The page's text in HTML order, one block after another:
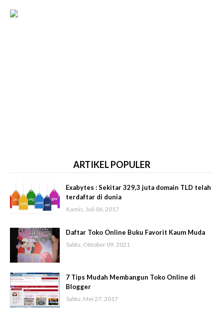
ARTIKEL POPULER
Exabytes : Sekitar 329,3 juta domain TLD telah
terdaftar di dunia
Kamis, Juli 06, 2017
Daftar Toko Online Buku Favorit Kaum Muda
Sabtu, Oktober 09, 2021
7 Tips Mudah Membangun Toko Online di
Blogger
Sabtu, Mei 27, 2017